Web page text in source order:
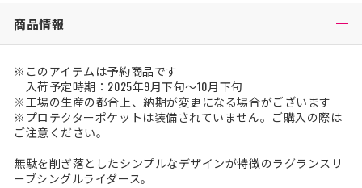
商品情報
※このアイテムは予約商品です
入荷予定時期：2025年9月下旬～10月下旬
※工場の生産の都合上、納期が変更になる場合がございます
※プロテクターポケットは装備されていません。ご購入の際は
ご注意ください。
無駄を削ぎ落としたシンプルなデザインが特徴のラグランスリ
ーブシングルライダース。